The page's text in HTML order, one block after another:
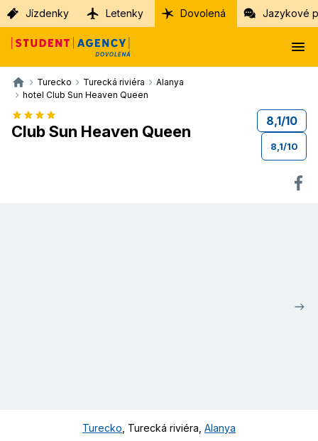
Jízdenky Letenky Dovolená Jazykové
Turecko Turecká riviéra
Alanya
hotel Club Sun Heaven Queen
Club Sun Heaven Queen
8,1/10
8,1/10
Turecko Turecká riviéra Alanya